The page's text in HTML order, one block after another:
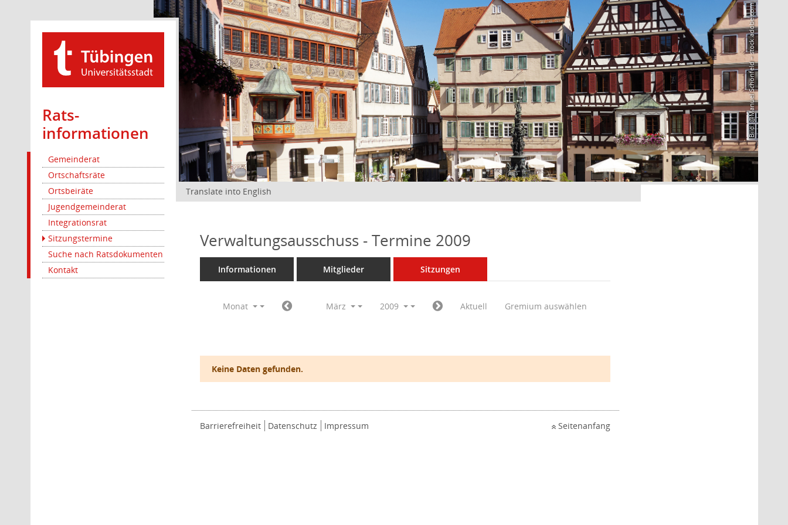
Rats­
informationen
Gemeinderat
Ortschaftsräte
Ortsbeiräte
Jugendgemeinderat
Integrationsrat
Sitzungstermine
Suche nach Ratsdokumenten
Kontakt
Bild: @Manuel Schönfeld – stock.adobe.com
Translate into English
Verwaltungsausschuss - Termine 2009
Informationen Mitglieder Sitzungen
Monat März 2009 Aktuell Gremium auswählen
Keine Daten gefunden.
Barrierefreiheit Datenschutz Impressum Seitenanfang